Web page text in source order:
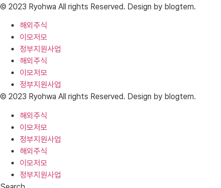
© 2023 Ryohwa All rights Reserved. Design by blogtem.
해외주식
이모저모
정부지원사업
해외주식
이모저모
정부지원사업
© 2023 Ryohwa All rights Reserved. Design by blogtem.
해외주식
이모저모
정부지원사업
해외주식
이모저모
정부지원사업